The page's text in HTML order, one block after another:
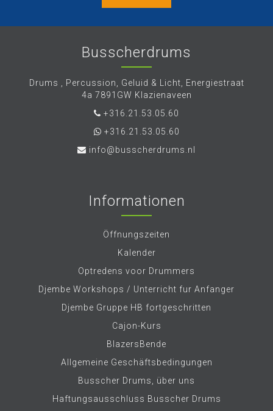
Busscherdrums
Drums , Percussion, Geluid & Licht, Energiestraat
4a 7891GW Klazienaveen
+316.21.53.05.60
+316.21.53.05.60
info@busscherdrums.nl
Informationen
Öffnungszeiten
Kalender
Optredens voor Drummers
Djembe Workshops / Unterricht fur Anfanger
Djembe Gruppe HB fortgeschritten
Cajon-Kurs
BlazersBende
Allgemeine Geschäftsbedingungen
Busscher Drums, über uns
Haftungsausschluss Busscher Drums